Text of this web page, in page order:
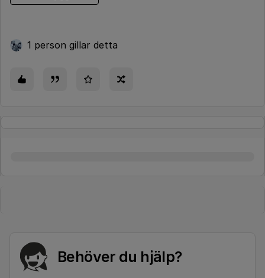
1 person gillar detta
Behöver du hjälp?